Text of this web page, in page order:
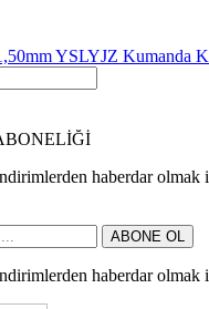
YSLYJZ Kumanda
haberdar olmak
ABONE OL
haberdar